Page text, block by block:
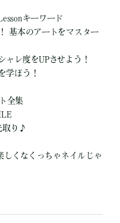
キーワード
基本のアートをマスター
ャレ度をUPさせよう！
学ぼう！
全集
取り♪
くなくっちゃネイルじゃ